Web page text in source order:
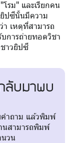
โรม" และเรียกคน
ปซีนั้นมีความ
า เหตุที่สามารถ
การถ่ายทอดวิชา
าวยิปซี
ลับมาพบ
คำถาม แล้วพิมพ์
นสามารถพิมพ์
วน